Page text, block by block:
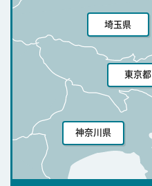
埼玉県
東京都
神奈川県